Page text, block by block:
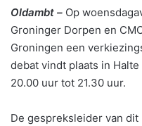
Oldambt – Op
Groninger Dorpen en
Groningen een
debat vindt plaats in
20.00 uur tot 21.30 uur.
De gespreksleider van